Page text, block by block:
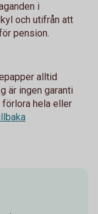
i
och utifrån att
pension.
alltid
är ingen garanti
förlora hela eller